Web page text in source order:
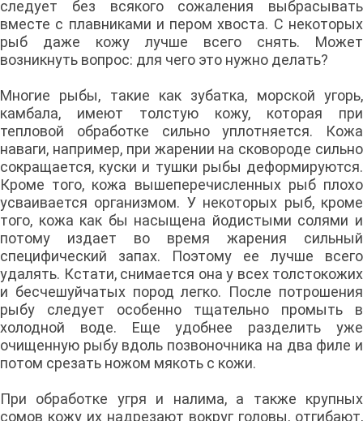
следует без всякого сожаления выбрасывать
вместе с плавниками и пером хвоста. С некоторых
рыб даже кожу лучше всего снять. Может
возникнуть вопрос: для чего это нужно делать?
Многие рыбы, такие как зубатка, морской угорь,
камбала, имеют толстую кожу, которая при
тепловой обработке сильно уплотняется. Кожа
наваги, например, при жарении на сковороде сильно
сокращается, куски и тушки рыбы деформируются.
Кроме того, кожа вышеперечисленных рыб плохо
усваивается организмом. У некоторых рыб, кроме
того, кожа как бы насыщена йодистыми солями и
потому издает во время жарения сильный
специфический запах. Поэтому ее лучше всего
удалять. Кстати, снимается она у всех толстокожих
и бесчешуйчатых пород легко. После потрошения
рыбу следует особенно тщательно промыть в
холодной воде. Еще удобнее разделить уже
очищенную рыбу вдоль позвоночника на два филе и
потом срезать ножом мякоть с кожи.
При обработке угря и налима, а также крупных
сомов кожу их надрезают вокруг головы, отгибают,